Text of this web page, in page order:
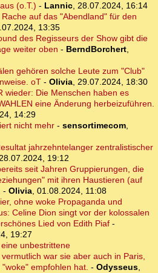
(o.T.) - Lannic, 28.07.2024, 16:14
auf das "Abendland" für den
13:35
des Regisseurs der Show gibt die
weiter oben - BerndBorchert,
gehören solche Leute zum "Club"
oT - Olivia, 29.07.2024, 18:30
wieder: Die Menschen haben es
eine Änderung herbeizuführen.
14:29
nicht mehr- sensortimecom,
jahrzehntelanger zentralistischer
19:12
seit Jahren Gruppierungen, die
mit ihren Haustieren (auf
- Olivia, 01.08.2024, 11:08
ohne woke Propaganda und
Celine Dion singt vor der kolossalen
Lied von Edith Piaf -
19:27
unbestrittene
war sie aber auch in Paris,
empfohlen hat. - Odysseus,